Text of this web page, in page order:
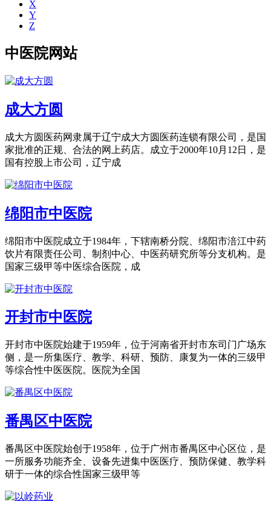
X
Y
Z
中医院网站
成大方圆
成大方圆医药网隶属于辽宁成大方圆医药连锁有限公司，是国
家批准的正规、合法的网上药店。成立于2000年10月12日，是
国有控股上市公司，辽宁成
绵阳市中医院
绵阳市中医院成立于1984年，下辖南桥分院、绵阳市涪江中药
饮片有限责任公司、制剂中心、中医药研究所等分支机构。是
国家三级甲等中医综合医院，成
开封市中医院
开封市中医院始建于1959年，位于河南省开封市东司门广场东
侧，是一所集医疗、教学、科研、预防、康复为一体的三级甲
等综合性中医医院。医院为全国
番禺区中医院
番禺区中医院始创于1958年，位于广州市番禺区中心区位，是
一所服务功能齐全、设备先进集中医医疗、预防保健、教学科
研于一体的综合性国家三级甲等